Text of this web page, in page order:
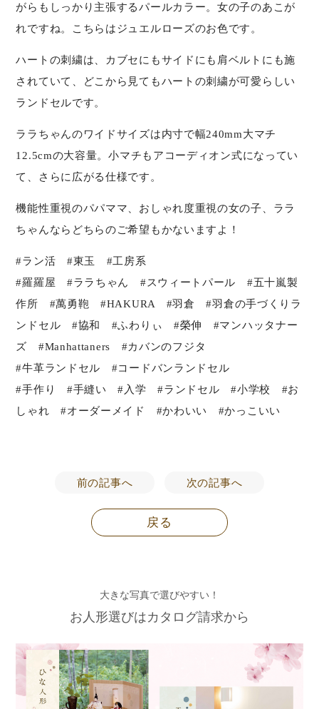
がらもしっかり主張するパールカラー。女の子のあこが
れですね。こちらはジュエルローズのお色です。
ハートの刺繍は、カブセにもサイドにも肩ベルトにも施
されていて、どこから見てもハートの刺繍が可愛らしい
ランドセルです。
ララちゃんのワイドサイズは内寸で幅240mm大マチ
12.5cmの大容量。小マチもアコーディオン式になってい
て、さらに広がる仕様です。
機能性重視のパパママ、おしゃれ度重視の女の子、ララ
ちゃんならどちらのご希望もかないますよ！
#ラン活 #東玉 #工房系
#羅羅屋 #ララちゃん #スウィートパール #五十嵐製
作所 #萬勇鞄 #HAKURA #羽倉 #羽倉の手づくりラ
ンドセル #協和 #ふわりぃ #榮伸 #マンハッタナー
ズ #Manhattaners #カバンのフジタ
#牛革ランドセル #コードバンランドセル
#手作り #手縫い #入学 #ランドセル #小学校 #お
しゃれ #オーダーメイド #かわいい #かっこいい
前の記事へ 次の記事へ
戻る
大きな写真で選びやすい！
お人形選びはカタログ請求から